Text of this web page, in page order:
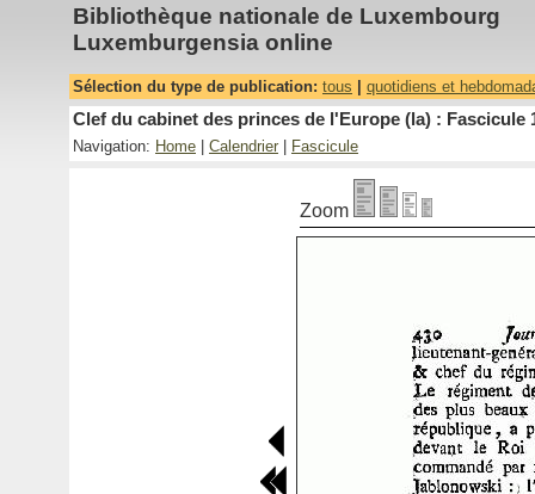
Bibliothèque nationale de Luxembourg
Luxemburgensia online
Sélection du type de publication: tous quotidiens et
Clef du cabinet des princes de l'Europe (la) : Fascicule
Navigation: Home Calendrier Fascicule
Zoom